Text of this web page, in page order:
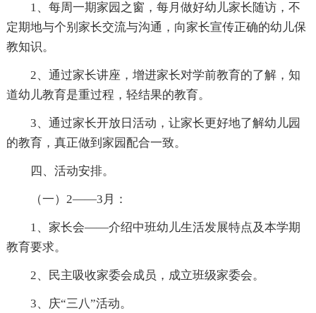
1、每周一期家园之窗，每月做好幼儿家长随访，不
定期地与个别家长交流与沟通，向家长宣传正确的幼儿保
教知识。
2、通过家长讲座，增进家长对学前教育的了解，知
道幼儿教育是重过程，轻结果的教育。
3、通过家长开放日活动，让家长更好地了解幼儿园
的教育，真正做到家园配合一致。
四、活动安排。
（一）2——3月：
1、家长会——介绍中班幼儿生活发展特点及本学期
教育要求。
2、民主吸收家委会成员，成立班级家委会。
3、庆“三八”活动。